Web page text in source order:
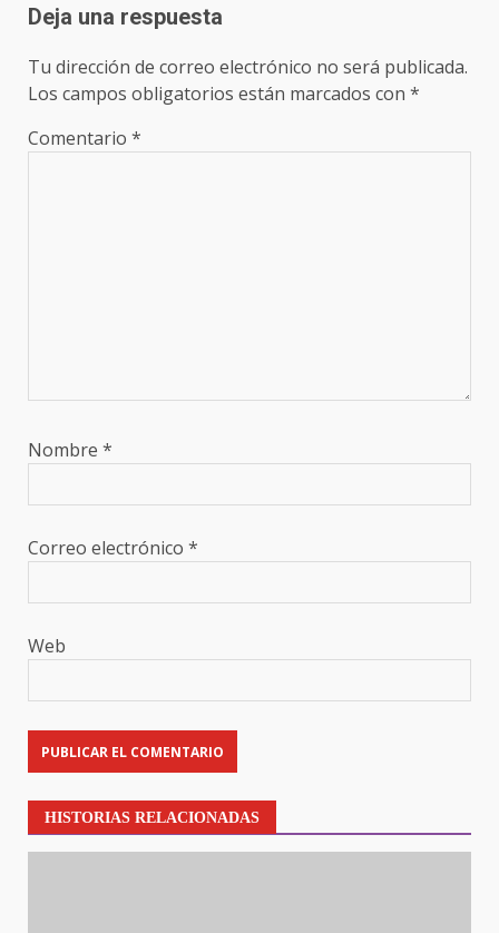
Deja una respuesta
Tu dirección de correo electrónico no será publicada.
Los campos obligatorios están marcados con *
Comentario *
Nombre *
Correo electrónico *
Web
HISTORIAS RELACIONADAS